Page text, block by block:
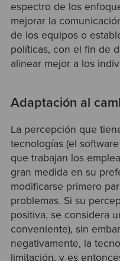
espectro de los
mejorar la
de los equipos o
políticas, con el fin de
alinear mejor a los
Adaptación al
La percepción que
tecnologías (el
que trabajan los
gran medida en su
modificarse primero
problemas. Si su
positiva, se considera
conveniente), sin
negativamente, la
limitación, y es